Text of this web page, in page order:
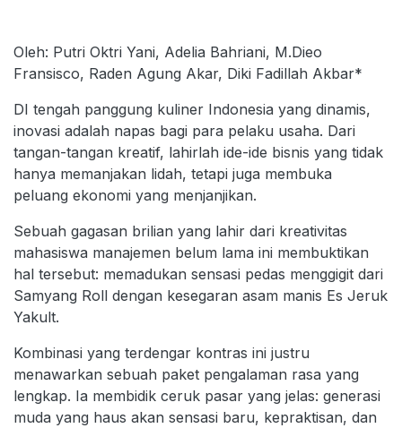
Oleh: Putri Oktri Yani, Adelia Bahriani, M.Dieo
Fransisco, Raden Agung Akar, Diki Fadillah Akbar*
DI tengah panggung kuliner Indonesia yang dinamis,
inovasi adalah napas bagi para pelaku usaha. Dari
tangan-tangan kreatif, lahirlah ide-ide bisnis yang tidak
hanya memanjakan lidah, tetapi juga membuka
peluang ekonomi yang menjanjikan.
Sebuah gagasan brilian yang lahir dari kreativitas
mahasiswa manajemen belum lama ini membuktikan
hal tersebut: memadukan sensasi pedas menggigit dari
Samyang Roll dengan kesegaran asam manis Es Jeruk
Yakult.
Kombinasi yang terdengar kontras ini justru
menawarkan sebuah paket pengalaman rasa yang
lengkap. Ia membidik ceruk pasar yang jelas: generasi
muda yang haus akan sensasi baru, kepraktisan, dan